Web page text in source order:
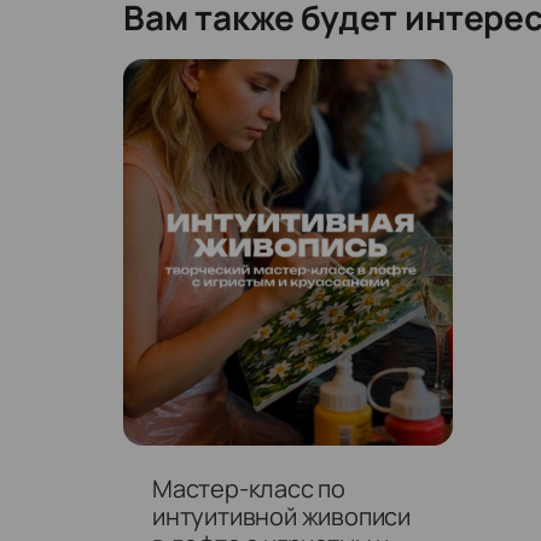
Вам также будет
Мастер-класс по
интуитивной живописи